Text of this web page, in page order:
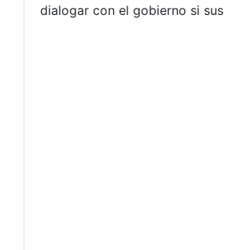
dialogar con el gobierno si